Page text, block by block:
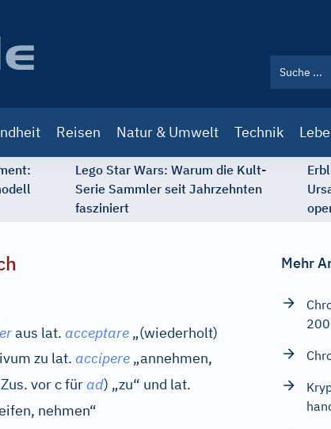
Reisen Natur & Umwelt Technik
Lego Star Wars: Warum die Kult-
Serie Sammler seit Jahrzehnten
fasziniert
aus lat. acceptare „(wiederholt)
zu lat. accipere „annehmen,
vor c für ad) „zu“ und lat.
nehmen“
Mehr